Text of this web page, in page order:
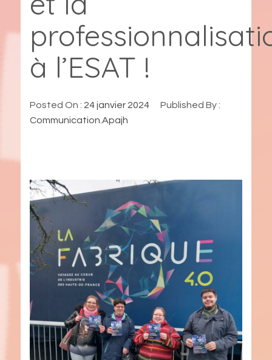
à l’ESAT !
Posted On : 24 janvier 2024
Published By :
Communication.Apajh